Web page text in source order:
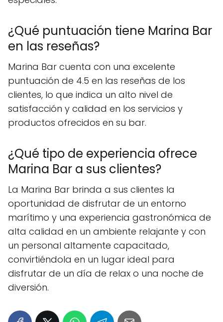
¿Qué puntuación tiene Marina Bar
en las reseñas?
Marina Bar cuenta con una excelente
puntuación de 4.5 en las reseñas de los
clientes, lo que indica un alto nivel de
satisfacción y calidad en los servicios y
productos ofrecidos en su bar.
¿Qué tipo de experiencia ofrece
Marina Bar a sus clientes?
La Marina Bar brinda a sus clientes la
oportunidad de disfrutar de un entorno
marítimo y una experiencia gastronómica de
alta calidad en un ambiente relajante y con
un personal altamente capacitado,
convirtiéndola en un lugar ideal para
disfrutar de un día de relax o una noche de
diversión.